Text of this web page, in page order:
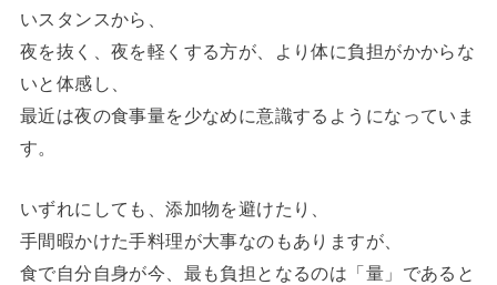
いスタンスから、
夜を抜く、夜を軽くする方が、より体に負担がかからな
いと体感し、
最近は夜の食事量を少なめに意識するようになっていま
す。
いずれにしても、添加物を避けたり、
手間暇かけた手料理が大事なのもありますが、
食で自分自身が今、最も負担となるのは「量」であると